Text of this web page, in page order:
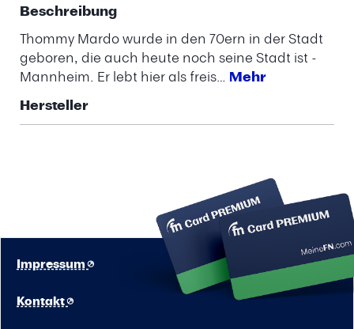
Beschreibung
Thommy Mardo wurde in den 70ern in der Stadt
geboren, die auch heute noch seine Stadt ist -
Mannheim. Er lebt hier als freis… Mehr
Hersteller
Kontakt
Impressum